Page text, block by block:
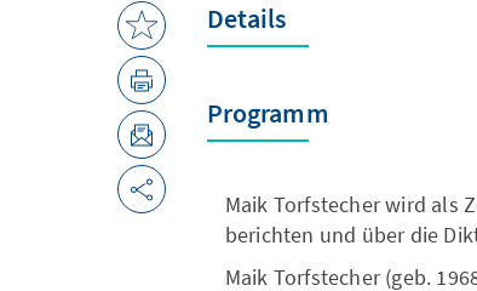
Details
Programm
Maik Torfstecher wird als
berichten und über die
Maik Torfstecher (geb.